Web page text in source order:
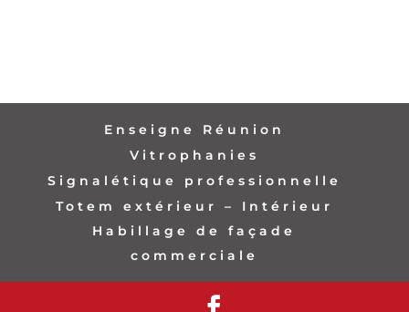
Enseigne Réunion
Vitrophanies
Signalétique professionnelle
Totem extérieur – Intérieur
Habillage de façade
commerciale